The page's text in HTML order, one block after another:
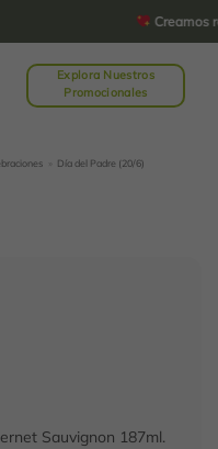
Creamos
Explora Nuestros
Promocionales
Día del Padre (20/6)
Sauvignon 187ml.